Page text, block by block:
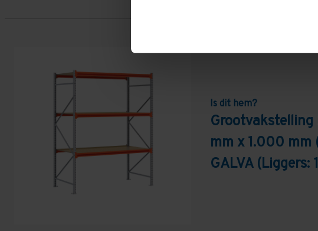
Is dit hem?
mm x 1.000 mm
GALVA (Liggers: